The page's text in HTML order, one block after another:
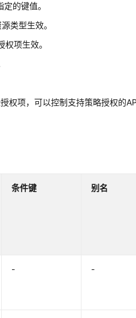
的键值。
类型生效。
项生效。
权项，可以控制支持策略授权的
条件键 别名
- -